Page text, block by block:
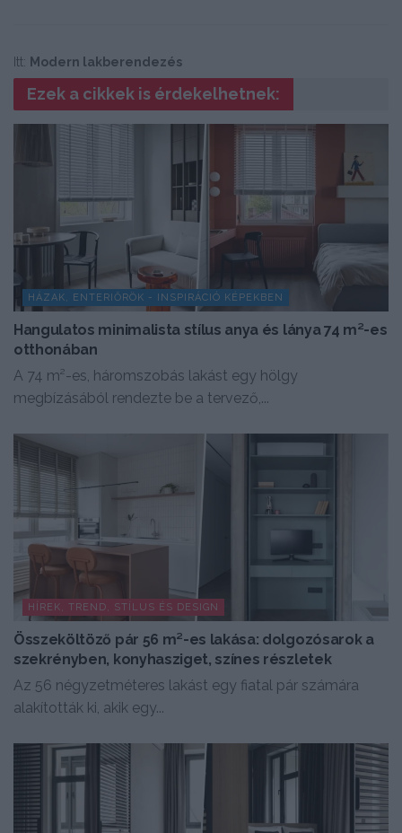
Itt: Modern lakberendezés
Ezek a cikkek is érdekelhetnek:
HÁZAK, ENTERIŐRÖK - INSPIRÁCIÓ KÉPEKBEN
Hangulatos minimalista stílus anya és lánya 74 m²-es
otthonában
A 74 m²-es, háromszobás lakást egy hölgy
megbízásából rendezte be a tervező,...
HÍREK, TREND, STÍLUS ÉS DESIGN
Összeköltöző pár 56 m²-es lakása: dolgozósarok a
szekrényben, konyhasziget, színes részletek
Az 56 négyzetméteres lakást egy fiatal pár számára
alakították ki, akik egy...